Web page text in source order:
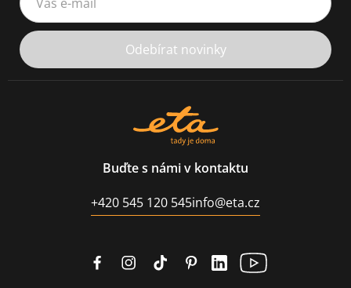
Odebírat novinky
Buďte s námi v kontaktu
+420 545 120 545info@eta.cz